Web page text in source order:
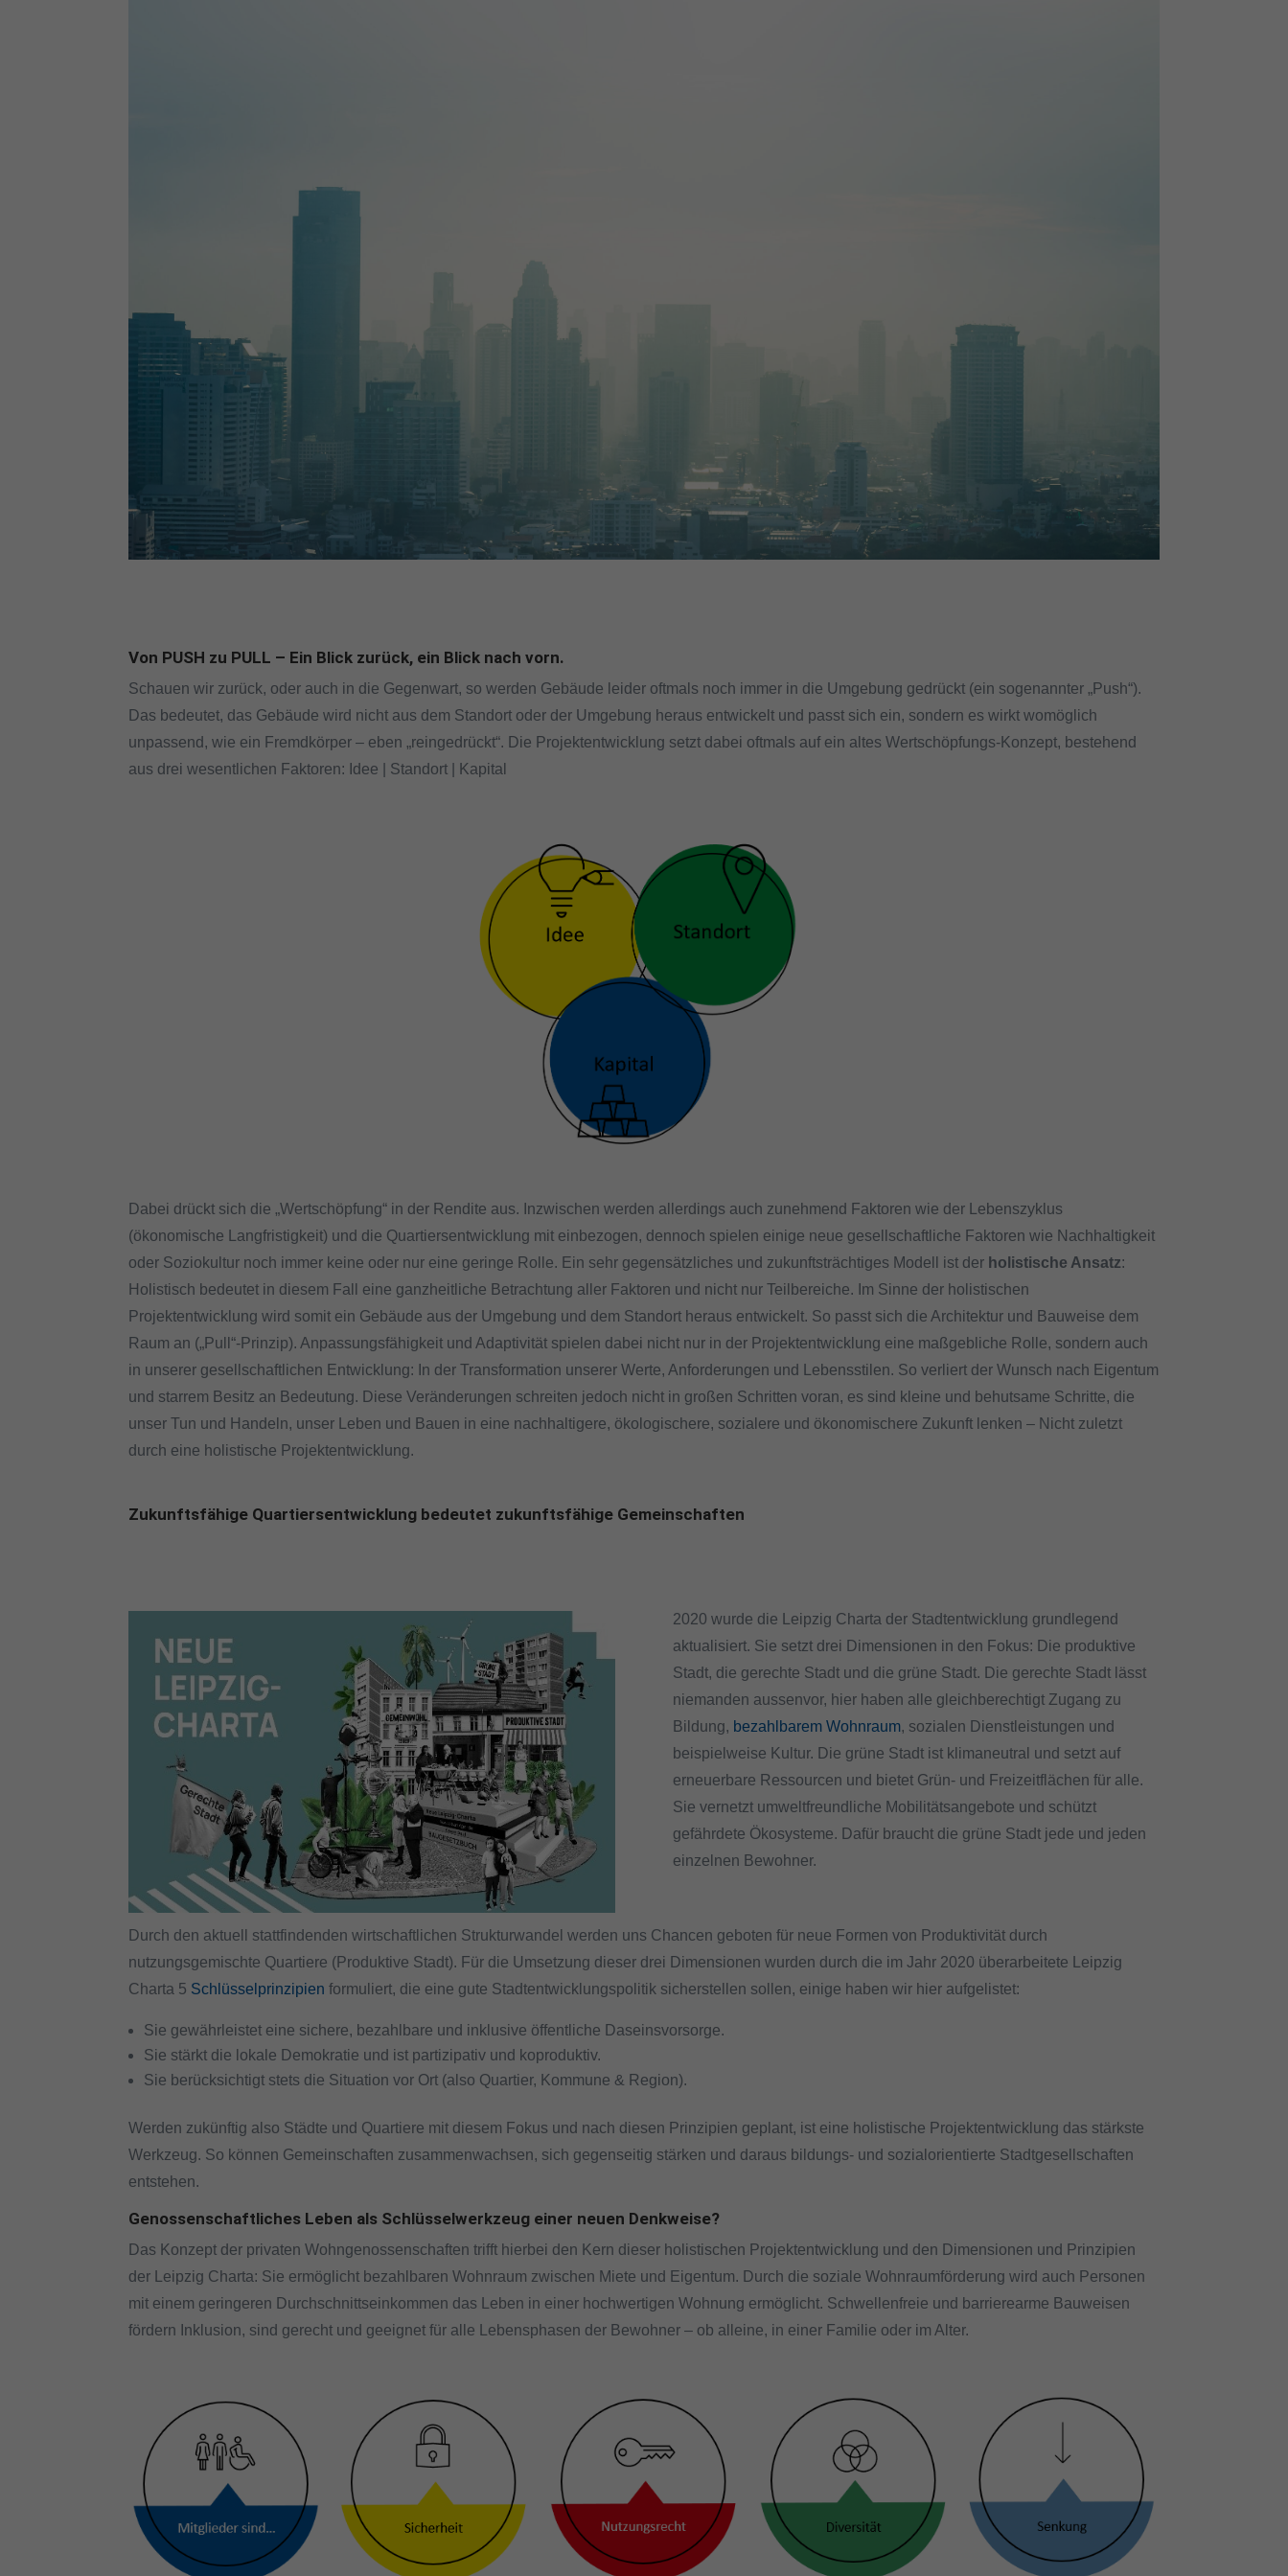
Von PUSH zu PULL – Ein Blick zurück, ein Blick nach vorn.
Schauen wir zurück, oder auch in die Gegenwart, so werden Gebäude leider oftmals noch immer in die Umgebung gedrückt (ein sogenannter „Push“).
Das bedeutet, das Gebäude wird nicht aus dem Standort oder der Umgebung heraus entwickelt und passt sich ein, sondern es wirkt womöglich
unpassend, wie ein Fremdkörper – eben „reingedrückt“. Die Projektentwicklung setzt dabei oftmals auf ein altes Wertschöpfungs-Konzept, bestehend
aus drei wesentlichen Faktoren: Idee | Standort | Kapital
Dabei drückt sich die „Wertschöpfung“ in der Rendite aus. Inzwischen werden allerdings auch zunehmend Faktoren wie der Lebenszyklus
(ökonomische Langfristigkeit) und die Quartiersentwicklung mit einbezogen, dennoch spielen einige neue gesellschaftliche Faktoren wie Nachhaltigkeit
oder Soziokultur noch immer keine oder nur eine geringe Rolle. Ein sehr gegensätzliches und zukunftsträchtiges Modell ist der holistische Ansatz:
Holistisch bedeutet in diesem Fall eine ganzheitliche Betrachtung aller Faktoren und nicht nur Teilbereiche. Im Sinne der holistischen
Projektentwicklung wird somit ein Gebäude aus der Umgebung und dem Standort heraus entwickelt. So passt sich die Architektur und Bauweise dem
Raum an („Pull“-Prinzip). Anpassungsfähigkeit und Adaptivität spielen dabei nicht nur in der Projektentwicklung eine maßgebliche Rolle, sondern auch
in unserer gesellschaftlichen Entwicklung: In der Transformation unserer Werte, Anforderungen und Lebensstilen. So verliert der Wunsch nach Eigentum
und starrem Besitz an Bedeutung. Diese Veränderungen schreiten jedoch nicht in großen Schritten voran, es sind kleine und behutsame Schritte, die
unser Tun und Handeln, unser Leben und Bauen in eine nachhaltigere, ökologischere, sozialere und ökonomischere Zukunft lenken – Nicht zuletzt
durch eine holistische Projektentwicklung.
Zukunftsfähige Quartiersentwicklung bedeutet zukunftsfähige Gemeinschaften
2020 wurde die Leipzig Charta der Stadtentwicklung grundlegend
aktualisiert. Sie setzt drei Dimensionen in den Fokus: Die produktive
Stadt, die gerechte Stadt und die grüne Stadt. Die gerechte Stadt lässt
niemanden aussenvor, hier haben alle gleichberechtigt Zugang zu
Bildung, bezahlbarem Wohnraum, sozialen Dienstleistungen und
beispielweise Kultur. Die grüne Stadt ist klimaneutral und setzt auf
erneuerbare Ressourcen und bietet Grün- und Freizeitflächen für alle.
Sie vernetzt umweltfreundliche Mobilitätsangebote und schützt
gefährdete Ökosysteme. Dafür braucht die grüne Stadt jede und jeden
einzelnen Bewohner.
Durch den aktuell stattfindenden wirtschaftlichen Strukturwandel werden uns Chancen geboten für neue Formen von Produktivität durch
nutzungsgemischte Quartiere (Produktive Stadt). Für die Umsetzung dieser drei Dimensionen wurden durch die im Jahr 2020 überarbeitete Leipzig
Charta 5 Schlüsselprinzipien formuliert, die eine gute Stadtentwicklungspolitik sicherstellen sollen, einige haben wir hier aufgelistet:
Sie gewährleistet eine sichere, bezahlbare und inklusive öffentliche Daseinsvorsorge.
Sie stärkt die lokale Demokratie und ist partizipativ und koproduktiv.
Sie berücksichtigt stets die Situation vor Ort (also Quartier, Kommune & Region).
Werden zukünftig also Städte und Quartiere mit diesem Fokus und nach diesen Prinzipien geplant, ist eine holistische Projektentwicklung das stärkste
Werkzeug. So können Gemeinschaften zusammenwachsen, sich gegenseitig stärken und daraus bildungs- und sozialorientierte Stadtgesellschaften
entstehen.
Genossenschaftliches Leben als Schlüsselwerkzeug einer neuen Denkweise?
Das Konzept der privaten Wohngenossenschaften trifft hierbei den Kern dieser holistischen Projektentwicklung und den Dimensionen und Prinzipien
der Leipzig Charta: Sie ermöglicht bezahlbaren Wohnraum zwischen Miete und Eigentum. Durch die soziale Wohnraumförderung wird auch Personen
mit einem geringeren Durchschnittseinkommen das Leben in einer hochwertigen Wohnung ermöglicht. Schwellenfreie und barrierearme Bauweisen
fördern Inklusion, sind gerecht und geeignet für alle Lebensphasen der Bewohner – ob alleine, in einer Familie oder im Alter.